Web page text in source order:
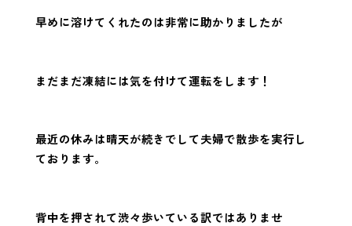
早めに溶けてくれたのは非常に助かりましたが
まだまだ凍結には気を付けて運転をします！
最近の休みは晴天が続きでして夫婦で散歩を実行し
ております。
背中を押されて渋々歩いている訳ではありませ